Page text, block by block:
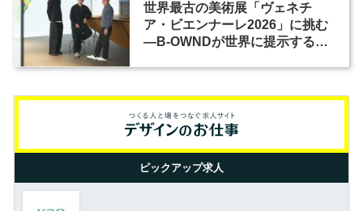
世界最古の美術展「ヴェネチ
ア・ビエンナーレ2026」に挑む
―B-OWNDが世界に提示する美
ピックアップ求人